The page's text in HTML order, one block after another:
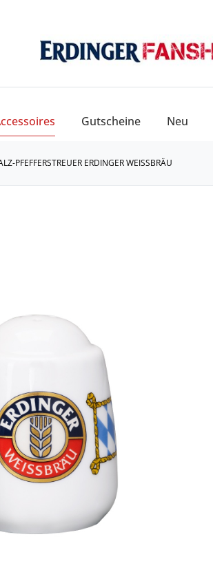
Gutscheine Neu
PFEFFERSTREUER ERDINGER WEISSBRÄU